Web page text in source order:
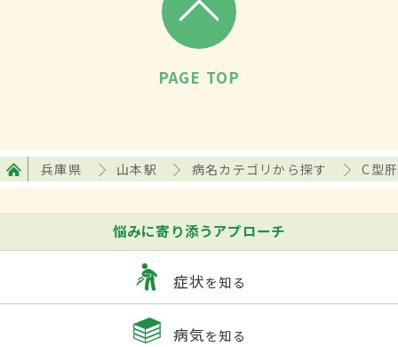
PAGE TOP
兵庫県 山本駅 病名カテゴリから探す C型
悩みに寄り添うアプローチ
症状を知る
病気を知る